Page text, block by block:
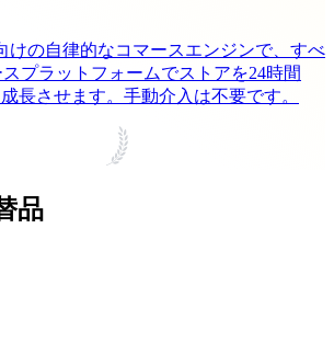
けの自律的なコマースエンジンで、すべ
プラットフォームでストアを24時間
長させます。手動介入は不要です。
品